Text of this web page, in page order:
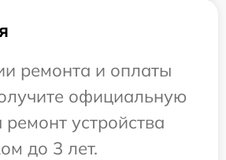
ремонта и оплаты
официальную
устройства
до 3 лет.